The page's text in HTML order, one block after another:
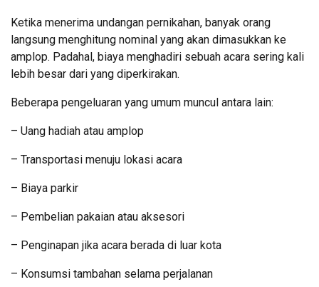
Ketika menerima undangan pernikahan, banyak orang
langsung menghitung nominal yang akan dimasukkan ke
amplop. Padahal, biaya menghadiri sebuah acara sering kali
lebih besar dari yang diperkirakan.
Beberapa pengeluaran yang umum muncul antara lain:
– Uang hadiah atau amplop
– Transportasi menuju lokasi acara
– Biaya parkir
– Pembelian pakaian atau aksesori
– Penginapan jika acara berada di luar kota
– Konsumsi tambahan selama perjalanan